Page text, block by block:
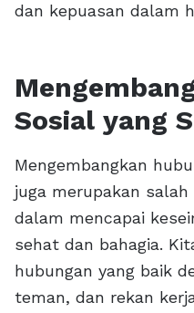
dan kepuasan dalam
Sosial yang
Mengembangkan
juga merupakan
dalam mencapai
sehat dan bahagia.
hubungan yang baik
teman, dan rekan